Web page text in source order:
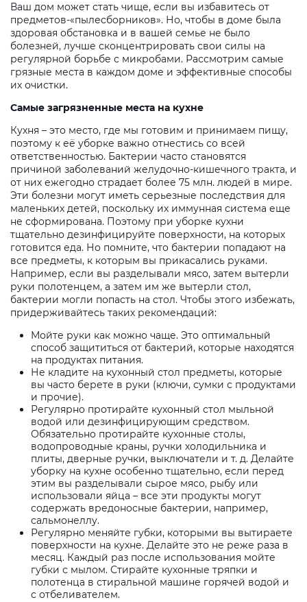
Ваш дом может стать чище, если вы избавитесь от
предметов-«пылесборников». Но, чтобы в доме была
здоровая обстановка и в вашей семье не было
болезней, лучше сконцентрировать свои силы на
регулярной борьбе с микробами. Рассмотрим самые
грязные места в каждом доме и эффективные способы
их очистки.
Самые загрязненные места на кухне
Кухня – это место, где мы готовим и принимаем пищу,
поэтому к её уборке важно отнестись со всей
ответственностью. Бактерии часто становятся
причиной заболеваний желудочно-кишечного тракта, и
от них ежегодно страдает более 75 млн. людей в мире.
Эти болезни могут иметь серьезные последствия для
маленьких детей, поскольку их иммунная система еще
не сформирована. Поэтому при уборке кухни
тщательно дезинфицируйте поверхности, на которых
готовится еда. Но помните, что бактерии попадают на
все предметы, к которым вы прикасались руками.
Например, если вы разделывали мясо, затем вытерли
руки полотенцем, а затем им же вытерли стол,
бактерии могли попасть на стол. Чтобы этого избежать,
придерживайтесь таких рекомендаций:
Мойте руки как можно чаще. Это оптимальный
способ защититься от бактерий, которые находятся
на продуктах питания.
Не кладите на кухонный стол предметы, которые
вы часто берете в руки (ключи, сумки с продуктами
и прочие).
Регулярно протирайте кухонный стол мыльной
водой или дезинфицирующим средством.
Обязательно протирайте кухонные столы,
водопроводные краны, ручки холодильника и
плиты, дверные ручки, выключатели и т. д. Делайте
уборку на кухне особенно тщательно, если перед
этим вы разделывали сырое мясо, рыбу или
использовали яйца – все эти продукты могут
содержать вредоносные бактерии, например,
сальмонеллу.
Регулярно меняйте губки, которыми вы вытираете
поверхности на кухне. Делайте это не реже раза в
месяц. Каждый раз после использования мойте
губки с мылом. Стирайте кухонные тряпки и
полотенца в стиральной машине горячей водой и
с отбеливателем.